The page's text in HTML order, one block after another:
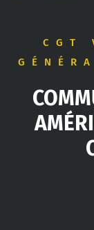
CGT